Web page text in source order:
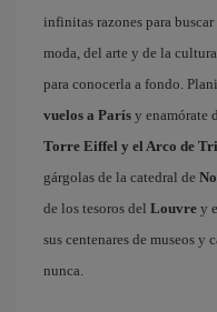
infinitas razones para buscar
moda, del arte y de la
para conocerla a fondo.
vuelos a París y enamórate
Torre Eiffel y el Arco de
gárgolas de la catedral de
de los tesoros del Louvre y
sus centenares de museos y
nunca.